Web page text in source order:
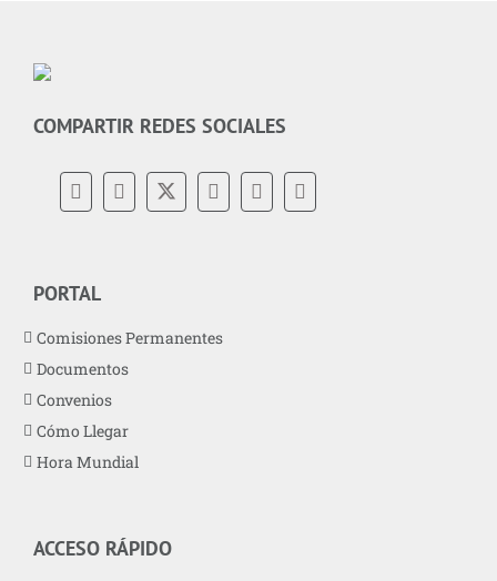
COMPARTIR REDES SOCIALES
PORTAL
Comisiones Permanentes
Documentos
Convenios
Cómo Llegar
Hora Mundial
ACCESO RÁPIDO